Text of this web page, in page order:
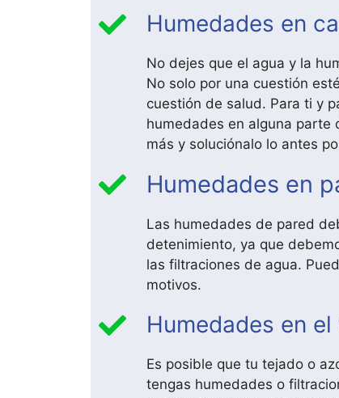
Humedades en
No dejes que el agua y la
No solo por una cuestión
cuestión de salud. Para ti y
humedades en alguna parte
más y soluciónalo lo antes
Humedades en
Las humedades de pared
detenimiento, ya que
las filtraciones de agua.
motivos.
Humedades en
Es posible que tu tejado o
tengas humedades o